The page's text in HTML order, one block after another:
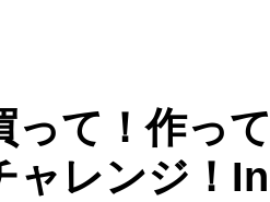
って！作っ
ャレンジ！